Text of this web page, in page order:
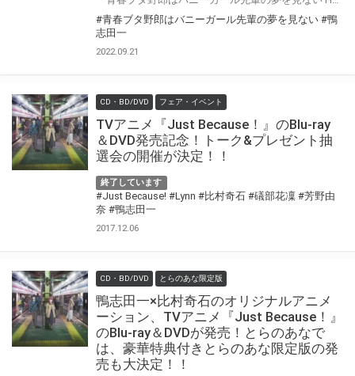
#青春ブタ野郎はバニーガール先輩の夢を見ない #鴨
志田一
2022.09.21
CD・BD/DVD フェア・イベント
TVアニメ『Just Because！』のBlu-ray
＆DVD発売記念！トーク&プレゼント抽
選会の開催が決定！！
終了しています
#Just Because! #Lynn #比村奇石 #礒部花凜 #芳野由
奈 #鴨志田一
2017.12.06
CD・BD/DVD とらのあな限定版
鴨志田一×比村奇石のオリジナルアニメ
ーション、TVアニメ『Just Because！』
のBlu-ray＆DVDが発売！とらのあなで
は、豪華特典付きとらのあな限定版の発
売も大決定！！